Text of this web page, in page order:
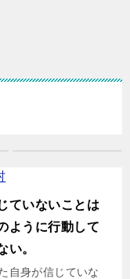
ていないことは
ように行動して
い。
自身が信じていな